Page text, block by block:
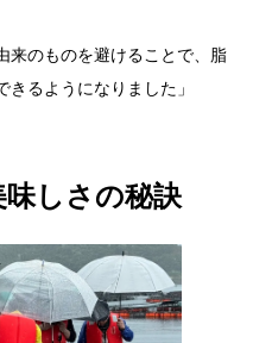
来のものを避けることで、脂
るようになりました」
しさの秘訣